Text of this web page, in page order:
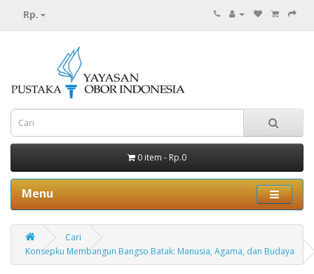
Rp.
0 item - Rp.0
Menu
Cari
Konsepku Membangun Bangso Batak: Manusia, Agama, dan Budaya